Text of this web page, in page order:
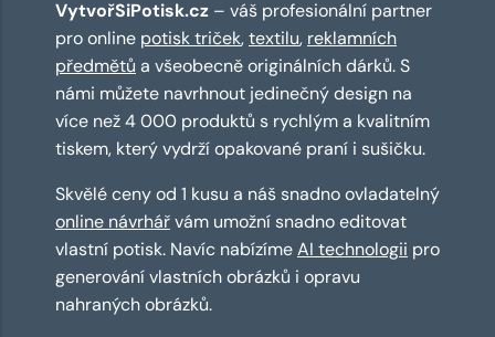
VytvořSiPotisk.cz – váš profesionální partner
pro online potisk triček,textilu, reklamních
předmětů a všeobecně originálních dárků. S
námi můžete navrhnout jedinečný design na
více než 4 000 produktů s rychlým a kvalitním
tiskem, který vydrží opakované praní i sušičku.
Skvělé ceny od 1 kusu a náš snadno ovladatelný
online návrhářvám umožní snadno editovat
vlastní potisk. Navíc nabízímeAI technologii pro
generování vlastních obrázků i opravu
nahraných obrázků.